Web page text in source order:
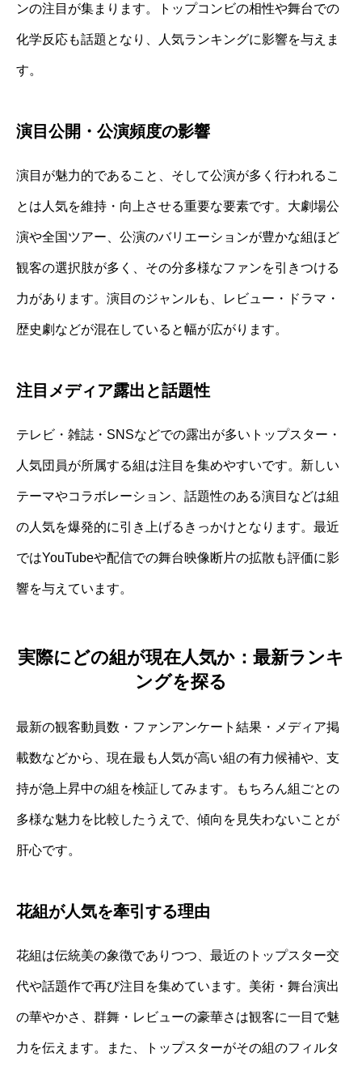
ンの注目が集まります。トップコンビの相性や舞台での
化学反応も話題となり、人気ランキングに影響を与えま
す。
演目公開・公演頻度の影響
演目が魅力的であること、そして公演が多く行われるこ
とは人気を維持・向上させる重要な要素です。大劇場公
演や全国ツアー、公演のバリエーションが豊かな組ほど
観客の選択肢が多く、その分多様なファンを引きつける
力があります。演目のジャンルも、レビュー・ドラマ・
歴史劇などが混在していると幅が広がります。
注目メディア露出と話題性
テレビ・雑誌・SNSなどでの露出が多いトップスター・
人気団員が所属する組は注目を集めやすいです。新しい
テーマやコラボレーション、話題性のある演目などは組
の人気を爆発的に引き上げるきっかけとなります。最近
ではYouTubeや配信での舞台映像断片の拡散も評価に影
響を与えています。
実際にどの組が現在人気か：最新ランキ
ングを探る
最新の観客動員数・ファンアンケート結果・メディア掲
載数などから、現在最も人気が高い組の有力候補や、支
持が急上昇中の組を検証してみます。もちろん組ごとの
多様な魅力を比較したうえで、傾向を見失わないことが
肝心です。
花組が人気を牽引する理由
花組は伝統美の象徴でありつつ、最近のトップスター交
代や話題作で再び注目を集めています。美術・舞台演出
の華やかさ、群舞・レビューの豪華さは観客に一目で魅
力を伝えます。また、トップスターがその組のフィルタ